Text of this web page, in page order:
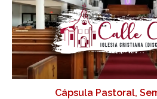
Cápsula Pastoral,